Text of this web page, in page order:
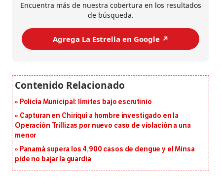
Encuentra más de nuestra cobertura en los resultados
de búsqueda.
Agrega La Estrella en Google ↗️
Policía Municipal: límites bajo escrutinio
Capturan en Chiriquí a hombre investigado en la
Operación Trillizas por nuevo caso de violación a una
menor
Panamá supera los 4,900 casos de dengue y el Minsa
pide no bajar la guardia